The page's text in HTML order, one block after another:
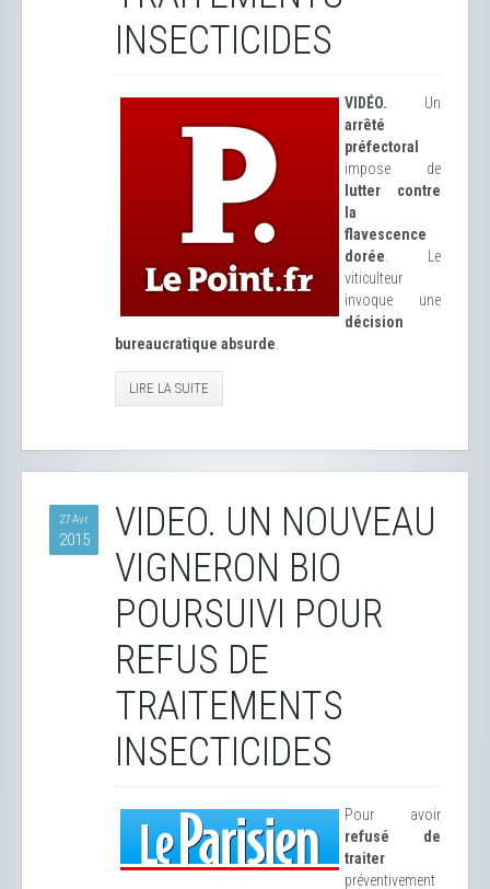
INSECTICIDES
VIDÉO. Un
arrêté
préfectoral
impose de
lutter contre
la
flavescence
dorée . Le
viticulteur
invoque une
décision
bureaucratique absurde
LIRE LA SUITE
27 Avr
2015
VIDEO. UN NOUVEAU
VIGNERON BIO
POURSUIVI POUR
REFUS DE
TRAITEMENTS
INSECTICIDES
Pour avoir
refusé de
traiter
préventivement